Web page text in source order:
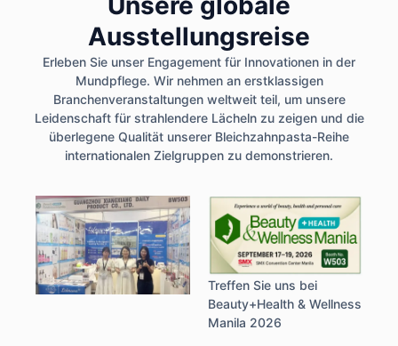
Ausstellungsreise
Erleben Sie unser Engagement für Innovationen in der
Mundpflege. Wir nehmen an erstklassigen
Branchenveranstaltungen weltweit teil, um unsere
Leidenschaft für strahlendere Lächeln zu zeigen und die
überlegene Qualität unserer Bleichzahnpasta-Reihe
internationalen Zielgruppen zu demonstrieren.
Treffen Sie uns bei
Beauty+Health & Wellness
Manila 2026